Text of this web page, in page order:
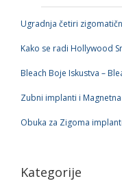
Ugradnja četiri
Kako se radi Hollywood
Bleach Boje Iskustva –
Zubni implanti i
Obuka za Zigoma
Kategorije